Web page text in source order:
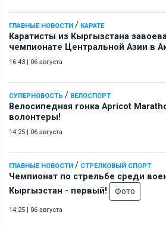
ГЛАВНЫЕ НОВОСТИ / КАРАТЕ
Каратисты из Кыргызстана
чемпионате Центральной Азии в
16:43 | 06 августа
СУПЕРНОВОСТЬ / ВЕЛОСПОРТ
Велосипедная гонка Apricot
волонтеры!
14:25 | 06 августа
ГЛАВНЫЕ НОВОСТИ / СТРЕЛКОВЫЙ СПОРТ
Чемпионат по стрельбе среди
Кыргызстан - первый!
Фото
14:25 | 06 августа